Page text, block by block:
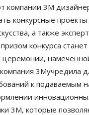
компании 3M
конкурсные
а также
конкурса
к подаваемым
3М, которые